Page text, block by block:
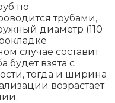
по
трубами,
диаметр (110
случае составит
будет взята с
тогда и ширина
возрастает